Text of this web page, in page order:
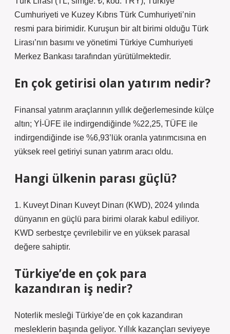
Cumhuriyeti ve Kuzey Kıbrıs Türk Cumhuriyeti’nin
resmi para birimidir. Kuruşun bir alt birimi olduğu Türk
Lirası’nın basımı ve yönetimi Türkiye Cumhuriyeti
Merkez Bankası tarafından yürütülmektedir.
En çok getirisi olan yatırım nedir?
Finansal yatırım araçlarının yıllık değerlemesinde külçe
altın; Yİ-ÜFE ile indirgendiğinde %22,25, TÜFE ile
indirgendiğinde ise %6,93’lük oranla yatırımcısına en
yüksek reel getiriyi sunan yatırım aracı oldu.
Hangi ülkenin parası güçlü?
1. Kuveyt Dinarı Kuveyt Dinarı (KWD), 2024 yılında
dünyanın en güçlü para birimi olarak kabul ediliyor.
KWD serbestçe çevrilebilir ve en yüksek parasal
değere sahiptir.
Türkiye’de en çok para
kazandıran iş nedir?
Noterlik mesleği Türkiye’de en çok kazandıran
mesleklerin başında geliyor. Yıllık kazançları seviyeye